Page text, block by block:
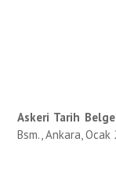
Askeri Tarih
Bsm., Ankara,